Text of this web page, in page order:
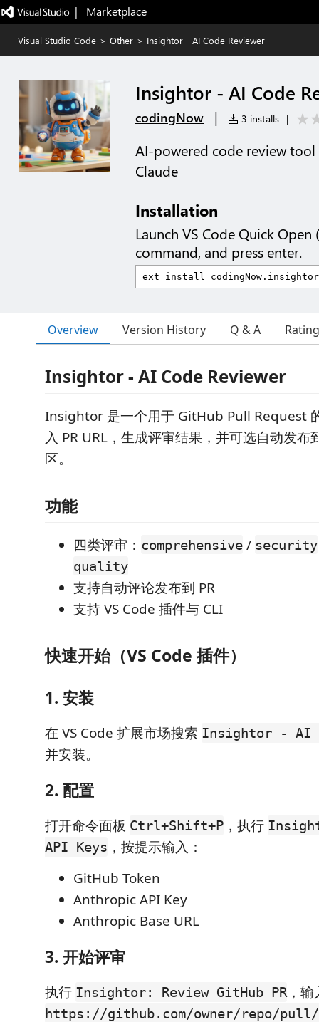
|   Marketplace
Visual Studio Code > Other > Insightor - AI Code Reviewer
Insightor - AI Code
codingNow | 3 installs |
AI-powered code review
Claude
Installation
Launch VS Code Quick Open (
command, and press enter.
Overview Version History Q & A
Insightor - AI Code Reviewer
Insightor 是一个用于 GitHub Pull Request
入 PR URL，生成评审结果，并可选自动发
区。
功能
四类评审： comprehensive / security
quality
支持自动评论发布到 PR
支持 VS Code 插件与 CLI
快速开始（VS Code 插件）
1. 安装
在 VS Code 扩展市场搜索 Insightor - AI
并安装。
2. 配置
打开命令面板 Ctrl+Shift+P ，执行
API Keys ，按提示输入：
GitHub Token
Anthropic API Key
Anthropic Base URL
3. 开始评审
执行 Insightor: Review GitHub PR，输
https://github.com/owner/repo/pull/